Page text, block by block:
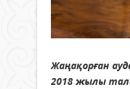
Жаңақорған
2018 жылы